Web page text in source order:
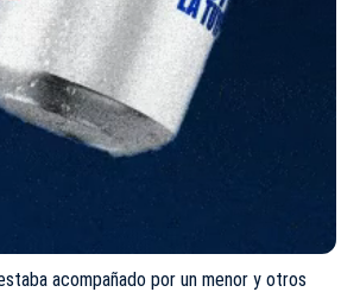
acompañado por un menor y otros